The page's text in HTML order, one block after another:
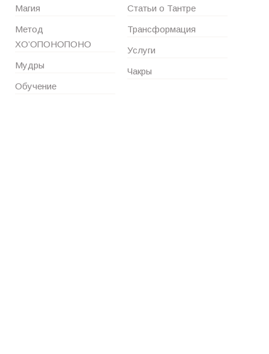
Магия
Метод
ХО’ОПОНОПОНО
Мудры
Обучение
Статьи о Тантре
Трансформация
Услуги
Чакры